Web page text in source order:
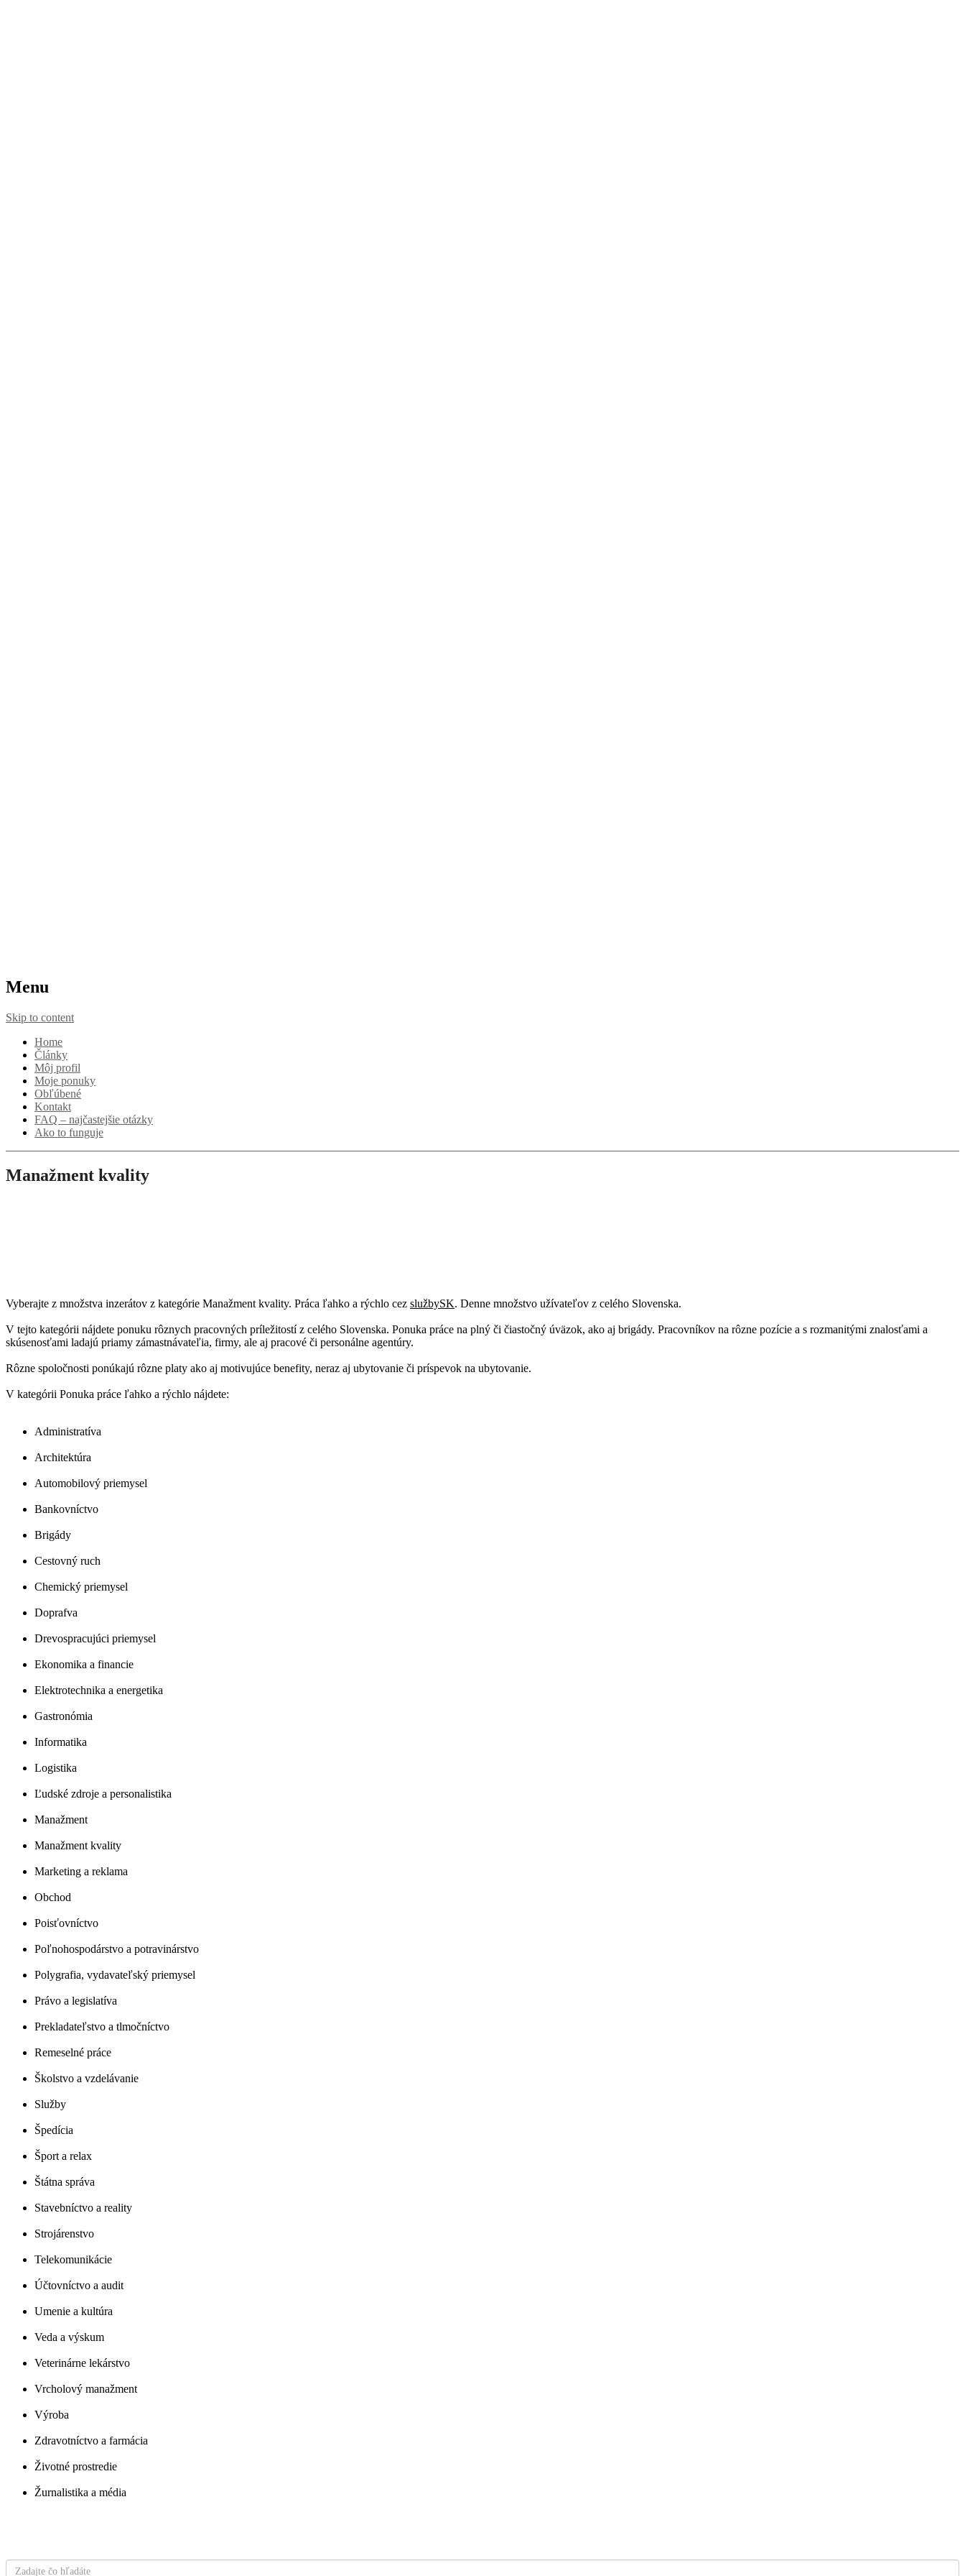
Menu
Skip to content
Home
Články
Môj profil
Moje ponuky
Obľúbené
Kontakt
FAQ – najčastejšie otázky
Ako to funguje
Manažment kvality
Vyberajte z množstva inzerátov z kategórie Manažment kvality. Práca ľahko a rýchlo cez službySK. Denne množstvo užívateľov z celého Slovenska.
V tejto kategórii nájdete ponuku rôznych pracovných príležitostí z celého Slovenska. Ponuka práce na plný či čiastočný úväzok, ako aj brigády. Pracovníkov na rôzne pozície a s rozmanitými znalosťami a
skúsenosťami ladajú priamy zámastnávateľia, firmy, ale aj pracové či personálne agentúry.
Rôzne spoločnosti ponúkajú rôzne platy ako aj motivujúce benefity, neraz aj ubytovanie či príspevok na ubytovanie.
V kategórii Ponuka práce ľahko a rýchlo nájdete:
Administratíva
Architektúra
Automobilový priemysel
Bankovníctvo
Brigády
Cestovný ruch
Chemický priemysel
Doprafva
Drevospracujúci priemysel
Ekonomika a financie
Elektrotechnika a energetika
Gastronómia
Informatika
Logistika
Ľudské zdroje a personalistika
Manažment
Manažment kvality
Marketing a reklama
Obchod
Poisťovníctvo
Poľnohospodárstvo a potravinárstvo
Polygrafia, vydavateľský priemysel
Právo a legislatíva
Prekladateľstvo a tlmočníctvo
Remeselné práce
Školstvo a vzdelávanie
Služby
Špedícia
Šport a relax
Štátna správa
Stavebníctvo a reality
Strojárenstvo
Telekomunikácie
Účtovníctvo a audit
Umenie a kultúra
Veda a výskum
Veterinárne lekárstvo
Vrcholový manažment
Výroba
Zdravotníctvo a farmácia
Životné prostredie
Žurnalistika a média